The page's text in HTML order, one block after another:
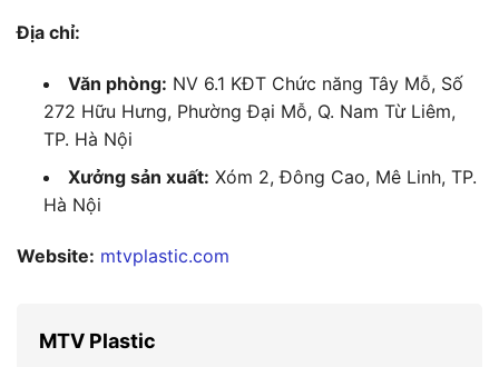
Địa chỉ:
Văn phòng: NV 6.1 KĐT Chức năng Tây Mỗ, Số
272 Hữu Hưng, Phường Đại Mỗ, Q. Nam Từ Liêm,
TP. Hà Nội
Xưởng sản xuất: Xóm 2, Đông Cao, Mê Linh, TP.
Hà Nội
Website: mtvplastic.com
MTV Plastic